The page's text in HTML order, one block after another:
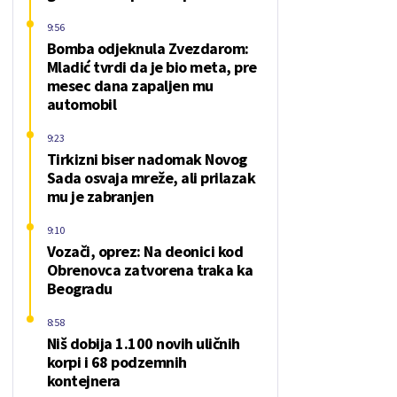
Bomba odjeknula Zvezdarom:
Mladić tvrdi da je bio meta, pre
mesec dana zapaljen mu
automobil
9:56
Tirkizni biser nadomak Novog
Sada osvaja mreže, ali prilazak
mu je zabranjen
9:23
Vozači, oprez: Na deonici kod
Obrenovca zatvorena traka ka
Beogradu
9:10
Niš dobija 1.100 novih uličnih
korpi i 68 podzemnih
kontejnera
8:58